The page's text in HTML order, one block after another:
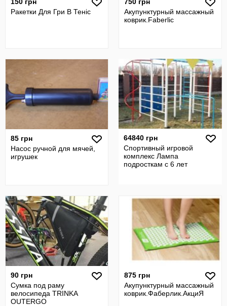
Ракетки Для Гри В Теніс
Акупунктурный массажный
коврик.Faberlic
85 грн
Насос ручной для мячей,
игрушек
64840 грн
Спортивный игровой
комплекс Лампа
подросткам с 6 лет
90 грн
Сумка под раму
велосипеда TRINKA
OUTERGO
875 грн
Акупунктурный массажный
коврик.Фаберлик.АкциЯ